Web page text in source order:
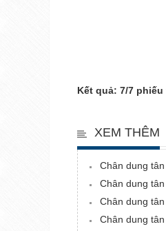
Kết quả: 7/7
XEM THÊM
Chân dung
Chân dung
Chân dung tân
Chân dung